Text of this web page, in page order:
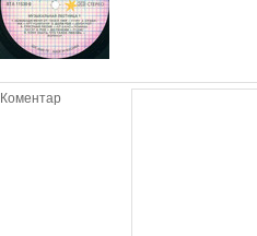
Коментар